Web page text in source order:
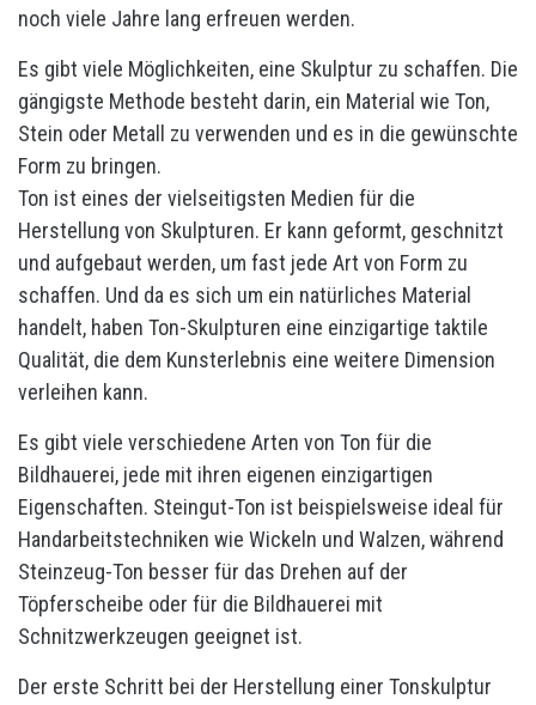
noch viele Jahre lang erfreuen werden.
Es gibt viele Möglichkeiten, eine Skulptur zu schaffen. Die
gängigste Methode besteht darin, ein Material wie Ton,
Stein oder Metall zu verwenden und es in die gewünschte
Form zu bringen.
Ton ist eines der vielseitigsten Medien für die
Herstellung von Skulpturen. Er kann geformt, geschnitzt
und aufgebaut werden, um fast jede Art von Form zu
schaffen. Und da es sich um ein natürliches Material
handelt, haben Ton-Skulpturen eine einzigartige taktile
Qualität, die dem Kunsterlebnis eine weitere Dimension
verleihen kann.
Es gibt viele verschiedene Arten von Ton für die
Bildhauerei, jede mit ihren eigenen einzigartigen
Eigenschaften. Steingut-Ton ist beispielsweise ideal für
Handarbeitstechniken wie Wickeln und Walzen, während
Steinzeug-Ton besser für das Drehen auf der
Töpferscheibe oder für die Bildhauerei mit
Schnitzwerkzeugen geeignet ist.
Der erste Schritt bei der Herstellung einer Tonskulptur